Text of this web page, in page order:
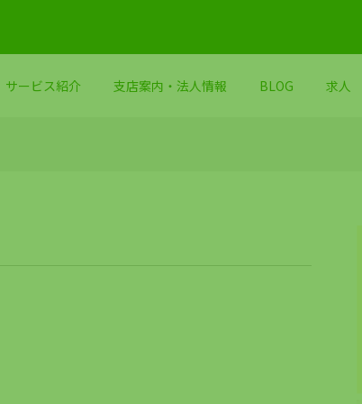
サービス紹介 支店案内・法人情報 BLOG 求人